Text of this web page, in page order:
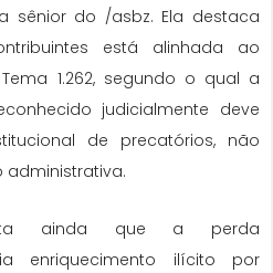
sênior do /asbz. Ela destaca
está alinhada ao
Tema 1.262, segundo o qual a
judicialmente deve
de precatórios, não
administrativa.
ainda que a perda
enriquecimento ilícito por